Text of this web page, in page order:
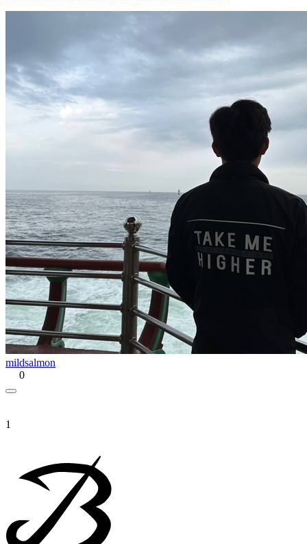
mildsalmon
0
1